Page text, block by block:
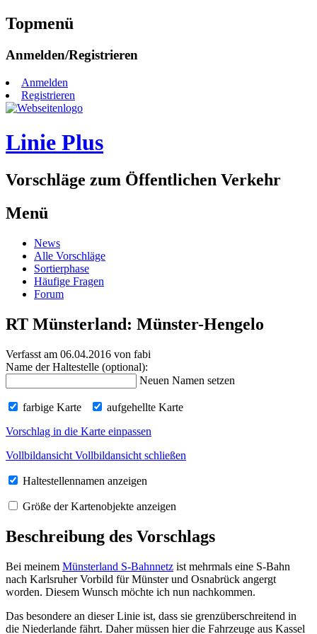
Topmenü
Zum
springen
Anmelden/Registrieren
Anmelden
Registrieren
Linie Plus
Vorschläge zum Öffentlichen Verkehr
Menü
Zum
Inhalt
springen
News
Alle Vorschläge
Sortierphase
Häufige Fragen
Forum
RT Münsterland: Münster-Hengelo
Verfasst am 06.04.2016 von fabi
Name der Haltestelle (optional):
Neuen Namen setzen
farbige Karte
aufgehellte Karte
Vorschlag in die Karte einpassen
Vollbildansicht Vollbildansicht schließen
Haltestellennamen anzeigen
Größe der Kartenobjekte anzeigen
Beschreibung des Vorschlags
Bei meinem Münsterland S-Bahnnetz ist mehrmals eine S-Bahn
nach Karlsruher Vorbild für Münster und Osnabrück angergt
worden. Diesem Wunsch möchte ich nun nachkommen.
Das besondere an dieser Linie ist, dass sie grenzüberschreitend in
die Niederlande fährt. Daher müssen hier die Fahrzeuge aus Kassel